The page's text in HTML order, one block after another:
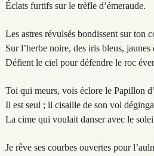
Éclats furtifs sur le trèfle d’émeraude.
Les astres révulsés bondissent sur ton
Sur l’herbe noire, des iris bleus, jaunes
Défient le ciel pour défendre le roc
Toi qui meurs, vois éclore le Papillon
Il est seul ; il cisaille de son vol
La cime qui voulait danser avec le
Je rêve ses courbes ouvertes pour